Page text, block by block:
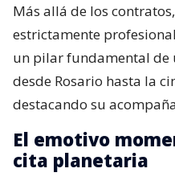
Más allá de los
estrictamente
un pilar fundamental de
desde Rosario hasta la
destacando su
El emotivo
cita planetaria